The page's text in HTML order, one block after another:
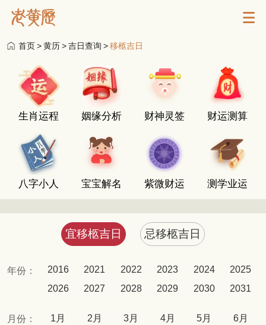
首页>黄历>吉日查询 >移柩吉日
生肖运程 姻缘分析 财神灵签 财运测算
八字小人 宝宝解名 紫微财运 测学业运
宜移柩吉日 忌移柩吉日
年份： 2016 2021 2022 2023 2024
2025
2026
2027 2028 2029 2030 2031
月份： 1月 2月 3月 4月 5月 6月